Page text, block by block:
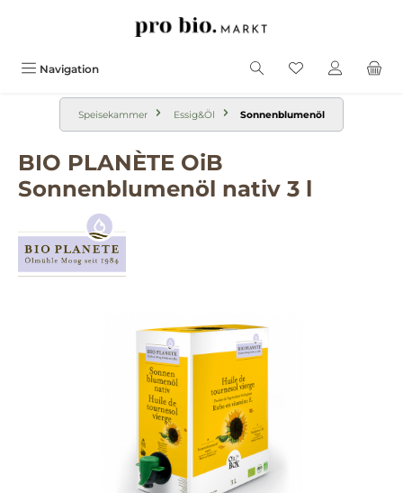
Navigation
Speisekammer Essig&Öl Sonnenblumenöl
BIO PLANÈTE OiB
Sonnenblumenöl nativ 3 l